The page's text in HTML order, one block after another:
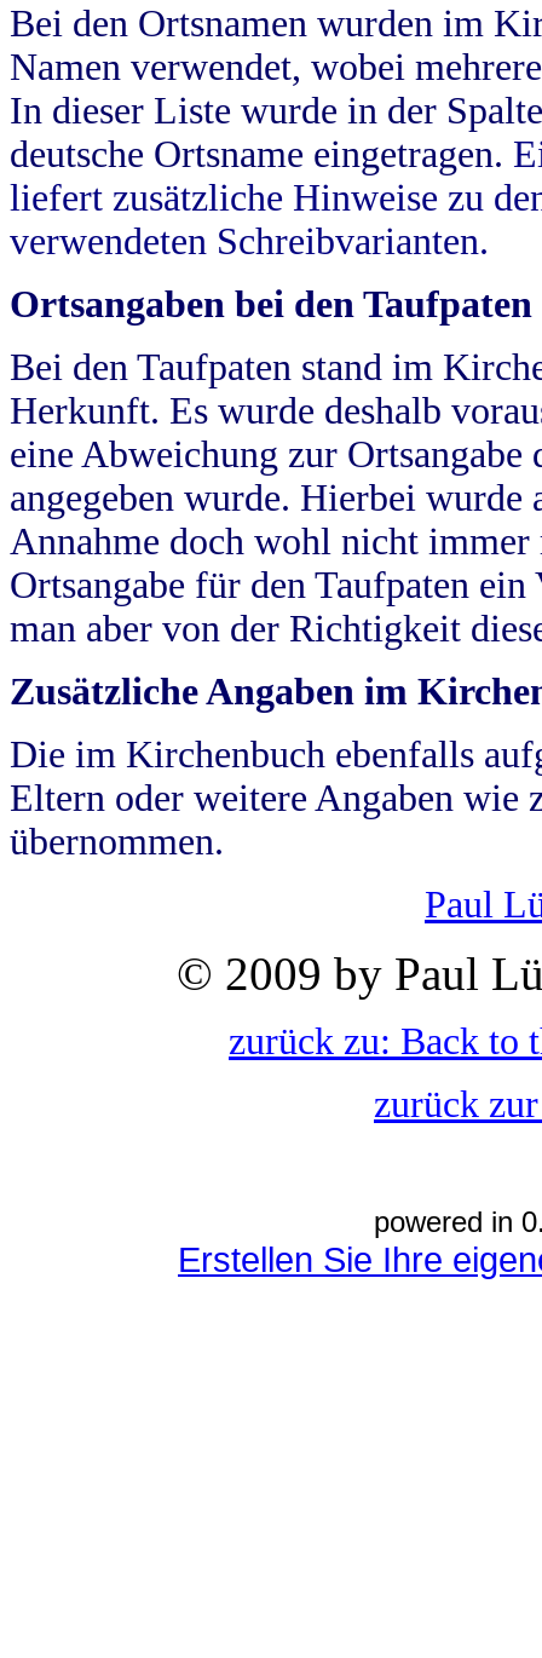
Bei den Ortsnamen wurden im
Namen verwendet, wobei
In dieser Liste wurde in der
deutsche Ortsname eingetragen.
liefert zusätzliche Hinweise zu
verwendeten Schreibvarianten.
Ortsangaben bei den Taufpaten
Bei den Taufpaten stand im
Herkunft. Es wurde deshalb
eine Abweichung zur
angegeben wurde. Hierbei wurde
Annahme doch wohl nicht
Ortsangabe für den Taufpaten
man aber von der Richtigkeit
Zusätzliche Angaben im
Die im Kirchenbuch ebenfalls
Eltern oder weitere Angaben wie
übernommen.
Paul
© 2009 by Paul
zurück zu: Back to
zurück
powered in
Erstellen Sie Ihre